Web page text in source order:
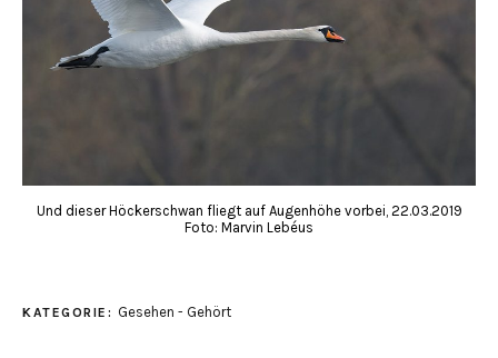
Und dieser Höckerschwan fliegt auf Augenhöhe vorbei, 22.03.2019
Foto: Marvin Lebéus
KATEGORIE: Gesehen - Gehört